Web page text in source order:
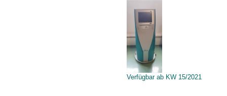
Verfügbar ab KW 15/2021